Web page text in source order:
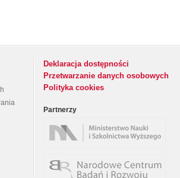
Deklaracja dostępności
Przetwarzanie danych osobowych
Polityka cookies
Partnerzy